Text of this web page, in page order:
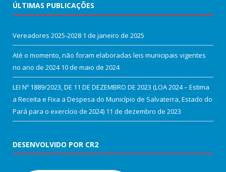
ÚLTIMAS PUBLICAÇÕES
Vereadores 2025-2028 1 de janeiro de 2025
Até o momento, não foram elaboradas leis municipais vigentes
no ano de 2024 10 de maio de 2024
LEI Nº 1889/2023, DE 11 DE DEZEMBRO DE 2023 (LOA 2024 – Estima
a Receita e Fixa a Despesa do Município de Salvaterra, Estado do
Pará para o exercício de 2024) 11 de dezembro de 2023
DESENVOLVIDO POR CR2